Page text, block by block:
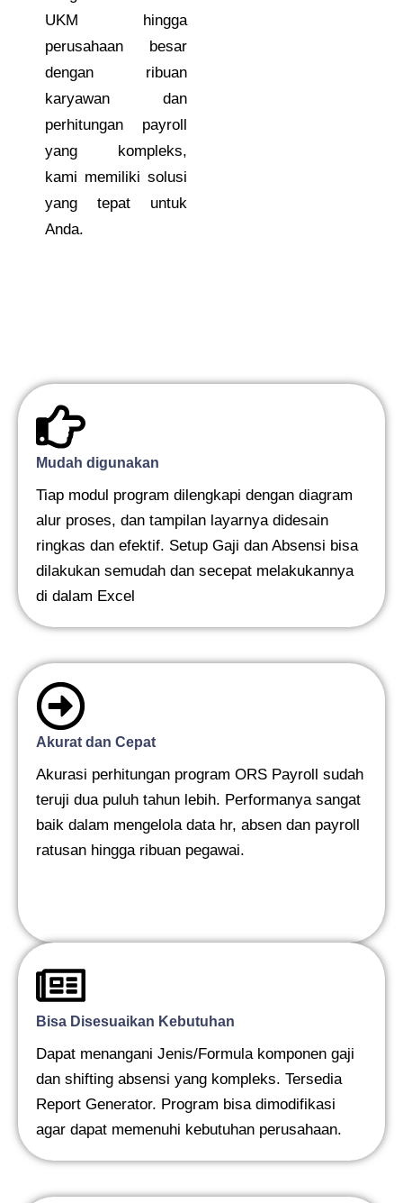
UKM hingga
perusahaan besar
dengan ribuan
karyawan dan
perhitungan payroll
yang kompleks,
kami memiliki solusi
yang tepat untuk
Anda.
Mudah digunakan
Tiap modul program dilengkapi dengan diagram
alur proses, dan tampilan layarnya didesain
ringkas dan efektif. Setup Gaji dan Absensi bisa
dilakukan semudah dan secepat melakukannya
di dalam Excel
Akurat dan Cepat
Akurasi perhitungan program ORS Payroll sudah
teruji dua puluh tahun lebih. Performanya sangat
baik dalam mengelola data hr, absen dan payroll
ratusan hingga ribuan pegawai.
Bisa Disesuaikan Kebutuhan
Dapat menangani Jenis/Formula komponen gaji
dan shifting absensi yang kompleks. Tersedia
Report Generator. Program bisa dimodifikasi
agar dapat memenuhi kebutuhan perusahaan.